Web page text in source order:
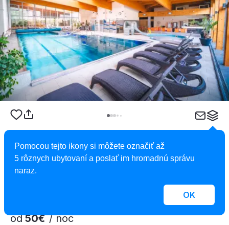
Wellness & Spa hotel Čertov
Hotel, Lazy pod Makytou, Slovensko
33 izieb, 1 - 10 osôb, 66 - 100 m
od50€ / noc
Pomocou tejto ikony si môžete označiť až
5 rôznych ubytovaní a poslať im hromadnú správu
naraz.
OK